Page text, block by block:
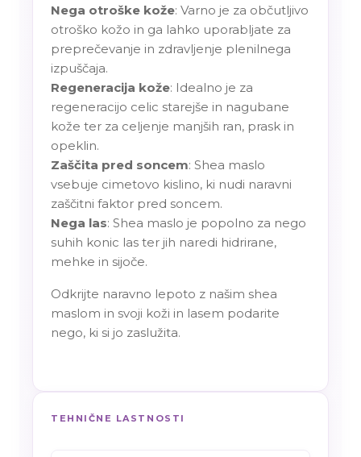
Nega otroške kože: Varno je za občutljivo
otroško kožo in ga lahko uporabljate za
preprečevanje in zdravljenje plenilnega
izpuščaja.
Regeneracija kože: Idealno je za
regeneracijo celic starejše in nagubane
kože ter za celjenje manjših ran, prask in
opeklin.
Zaščita pred soncem: Shea maslo
vsebuje cimetovo kislino, ki nudi naravni
zaščitni faktor pred soncem.
Nega las: Shea maslo je popolno za nego
suhih konic las ter jih naredi hidrirane,
mehke in sijoče.
Odkrijte naravno lepoto z našim shea
maslom in svoji koži in lasem podarite
nego, ki si jo zaslužita.
TEHNIČNE LASTNOSTI